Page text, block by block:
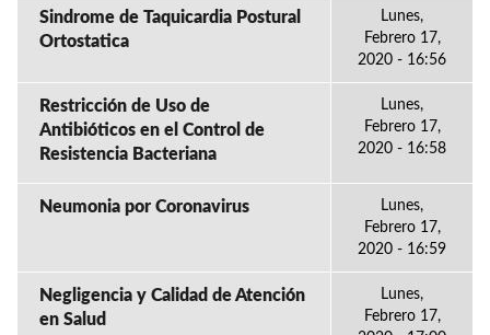
Sindrome de Taquicardia Postural
Ortostatica
Lunes,
Febrero 17,
2020 - 16:56
Restricción de Uso de
Antibióticos en el Control de
Resistencia Bacteriana
Lunes,
Febrero 17,
2020 - 16:58
Neumonia por Coronavirus
Lunes,
Febrero 17,
2020 - 16:59
Negligencia y Calidad de Atención
en Salud
Lunes,
Febrero 17,